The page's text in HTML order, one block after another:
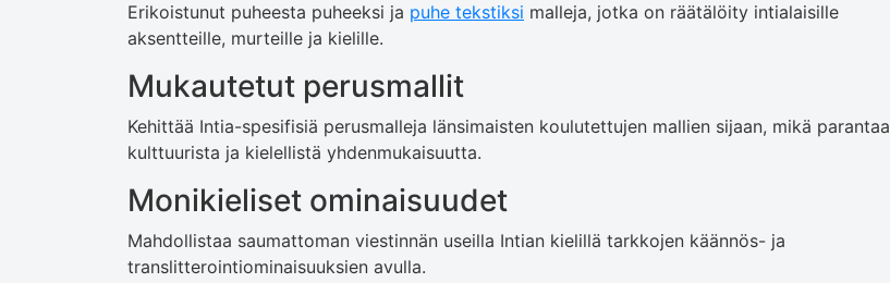
Erikoistunut puheesta puheeksi ja puhe tekstiksi malleja, jotka on räätälöity intialaisille
aksentteille, murteille ja kielille.
Mukautetut perusmallit
Kehittää Intia-spesifisiä perusmalleja länsimaisten koulutettujen mallien sijaan, mikä parantaa
kulttuurista ja kielellistä yhdenmukaisuutta.
Monikieliset ominaisuudet
Mahdollistaa saumattoman viestinnän useilla Intian kielillä tarkkojen käännös- ja
translitterointiominaisuuksien avulla.